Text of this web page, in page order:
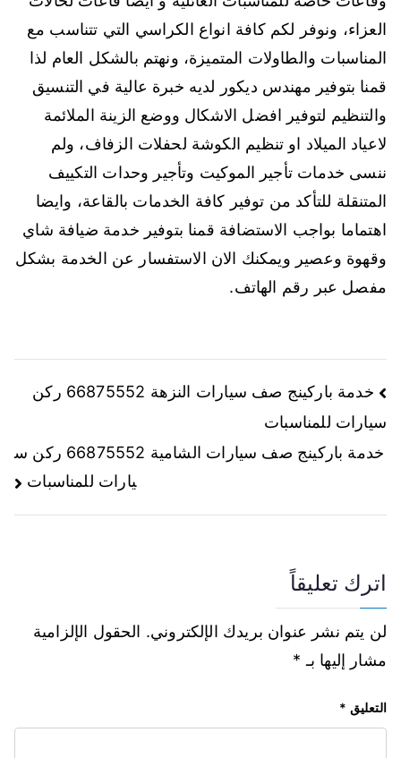
العزاء، ونوفر لكم كافة انواع الكراسي التي تتناسب مع
المناسبات والطاولات المتميزة، ونهتم بالشكل العام لذا
قمنا بتوفير مهندس ديكور لديه خبرة عالية في التنسيق
والتنظيم لتوفير افضل الاشكال ووضع الزينة الملائمة
لاعياد الميلاد او تنظيم الكوشة لحفلات الزفاف، ولم
ننسى خدمات تأجير الموكيت وتأجير وحدات التكييف
المتنقلة للتأكد من توفير كافة الخدمات بالقاعة، وايضا
اهتماما بواجب الاستضافة قمنا بتوفير خدمة ضيافة شاي
وقهوة وعصير ويمكنك الان الاستفسار عن الخدمة بشكل
مفصل عبر رقم الهاتف.
خدمة باركينج صف سيارات النزهة 66875552 ركن
سيارات للمناسبات
خدمة باركينج صف سيارات الشامية 66875552 ركن س
يارات للمناسبات
اترك تعليقاً
لن يتم نشر عنوان بريدك الإلكتروني. الحقول الإلزامية
مشار إليها بـ *
التعليق *